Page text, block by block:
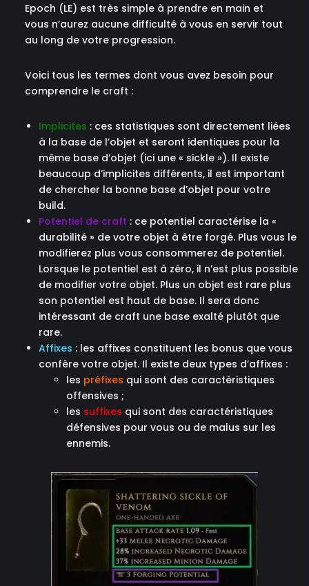
Epoch (LE) est très simple à prendre en main et
vous n’aurez aucune difficulté à vous en servir tout
au long de votre progression.
Voici tous les termes dont vous avez besoin pour
comprendre le craft :
Implicites : ces statistiques sont directement liées
à la base de l’objet et seront identiques pour la
même base d’objet (ici une « sickle »). Il existe
beaucoup d’implicites différents, il est important
de chercher la bonne base d’objet pour votre
build.
Potentiel de craft : ce potentiel caractérise la «
durabilité » de votre objet à être forgé. Plus vous le
modifierez plus vous consommerez de potentiel.
Lorsque le potentiel est à zéro, il n’est plus possible
de modifier votre objet. Plus un objet est rare plus
son potentiel est haut de base. Il sera donc
intéressant de craft une base exalté plutôt que
rare.
Affixes : les affixes constituent les bonus que vous
confère votre objet. Il existe deux types d’affixes :
les préfixes qui sont des caractéristiques
offensives ;
les suffixes qui sont des caractéristiques
défensives pour vous ou de malus sur les
ennemis.